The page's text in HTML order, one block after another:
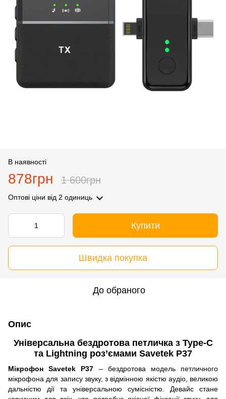
В наявності
878грн 1 600грн
Оптові ціни від 2 одиниць
Купити
Швидка покупка
До обраного
Опис
Універсальна бездротова петличка з Type-C
та Lightning роз’ємами Savetek P37
Мікрофон Savetek P37 – бездротова модель петличного
мікрофона для запису звуку, з відмінною якістю аудіо, великою
дальністю дії та універсальною сумісністю. Девайс стане